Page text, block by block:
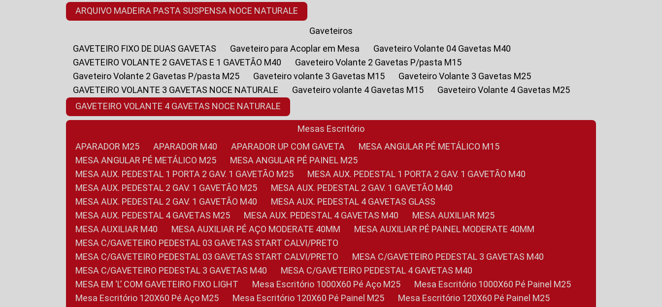
ARQUIVO MADEIRA PASTA SUSPENSA NOCE NATURALE
Gaveteiros
GAVETEIRO FIXO DE DUAS GAVETAS
Gaveteiro para Acoplar em Mesa
Gaveteiro Volante 04 Gavetas M40
GAVETEIRO VOLANTE 2 GAVETAS E 1 GAVETÃO M40
Gaveteiro Volante 2 Gavetas P/pasta M15
Gaveteiro Volante 2 Gavetas P/pasta M25
Gaveteiro volante 3 Gavetas M15
Gaveteiro Volante 3 Gavetas M25
GAVETEIRO VOLANTE 3 GAVETAS NOCE NATURALE
Gaveteiro volante 4 Gavetas M15
Gaveteiro Volante 4 Gavetas M25
GAVETEIRO VOLANTE 4 GAVETAS NOCE NATURALE
Mesas Escritório
APARADOR M25
APARADOR M40 APARADOR UP COM GAVETA
MESA ANGULAR PÉ METÁLICO M15
MESA ANGULAR PÉ METÁLICO M25
MESA ANGULAR PÉ PAINEL M25
MESA AUX. PEDESTAL 1 PORTA 2 GAV. 1 GAVETÃO M25
MESA AUX. PEDESTAL 1 PORTA 2 GAV. 1 GAVETÃO M40
MESA AUX. PEDESTAL 2 GAV. 1 GAVETÃO M25
MESA AUX. PEDESTAL 2 GAV. 1 GAVETÃO M40
MESA AUX. PEDESTAL 2 GAV. 1 GAVETÃO M40
MESA AUX. PEDESTAL 4 GAVETAS GLASS
MESA AUX. PEDESTAL 4 GAVETAS M25
MESA AUX. PEDESTAL 4 GAVETAS M40
MESA AUXILIAR M25
MESA AUXILIAR M40
MESA AUXILIAR PÉ AÇO MODERATE 40MM
MESA AUXILIAR PÉ PAINEL MODERATE 40MM
MESA C/GAVETEIRO PEDESTAL 03 GAVETAS START CALVI/PRETO
MESA C/GAVETEIRO PEDESTAL 03 GAVETAS START CALVI/PRETO
MESA C/GAVETEIRO PEDESTAL 3 GAVETAS M40
MESA C/GAVETEIRO PEDESTAL 3 GAVETAS M40
MESA C/GAVETEIRO PEDESTAL 4 GAVETAS M40
MESA EM ‘L’ COM GAVETEIRO FIXO LIGHT
Mesa Escritório 1000X60 Pé Aço M25
Mesa Escritório 1000X60 Pé Painel M25
Mesa Escritório 120X60 Pé Aço M25
Mesa Escritório 120X60 Pé Painel M25
Mesa Escritório 120X60 Pé Painel M25